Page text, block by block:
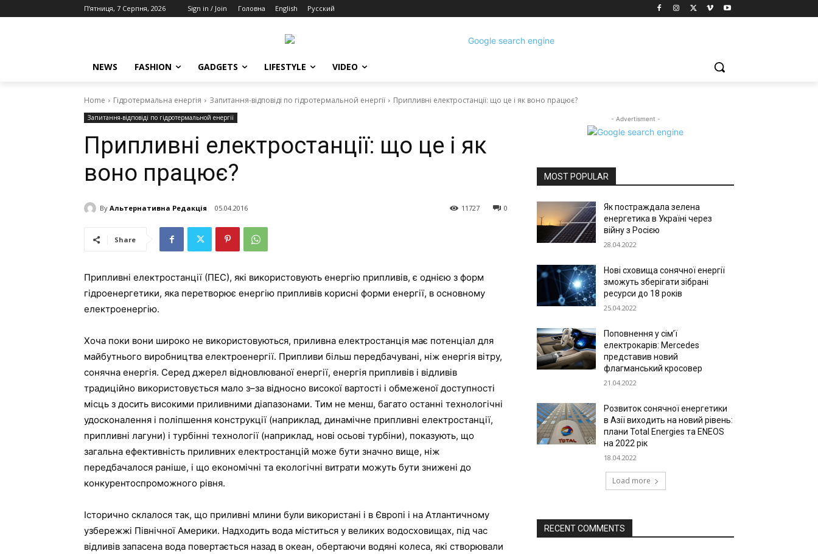
П’ятниця, 7 Серпня, 2026 Sign in / Join Головна English Русский
NEWS FASHION GADGETS LIFESTYLE VIDEO
Home Гідротермальна енергія Запитання-відповіді по гідротермальной енергії Припливні електростанції: що це і як воно працює?
Запитання-відповіді по гідротермальной енергії
Припливні електростанції: що це і як
воно працює?
By Альтернативна Редакція 05.04.2016 0
11727
Share
Припливні електростанції (ПЕС), які використовують енергію припливів, є однією з форм
гідроенергетики, яка перетворює енергію припливів корисні форми енергії, в основному
електроенергію.
Хоча поки вони широко не використовуються, приливна електростанція має потенціал для
майбутнього виробництва електроенергії. Припливи більш передбачувані, ніж енергія вітру,
сонячна енергія. Серед джерел відновлюваної енергії, енергія припливів і відливів
традиційно використовується мало з–за відносно високої вартості і обмеженої доступності
місць з досить високими приливними діапазонами. Тим не менш, багато останні технологічні
удосконалення і поліпшення конструкції (наприклад, динамічне припливні електростанції,
припливні лагуни) і турбінні технології (наприклад, нові осьові турбіни), показують, що
загальна ефективність приливних електростанцій може бути значно вище, ніж
передбачалося раніше, і що економічні та екологічні витрати можуть бути знижені до
конкурентоспроможного рівня.
Історично склалося так, що приливні млини були використані і в Європі і на Атлантичному
узбережжі Північної Америки. Надходить вода міститься у великих водосховищах, під час
відливів запасена вода повертається назад в океан, обертаючи водяні колеса, які створювали
- Advertisment -
MOST POPULAR
Як постраждала зелена
енергетика в Україні через
війну з Росією
28.04.2022
Нові сховища сонячної енергії
зможуть зберігати зібрані
ресурси до 18 років
25.04.2022
Поповнення у сім’ї
електрокарів: Mercedes
представив новий
флагманський кросовер
21.04.2022
Розвиток сонячної енергетики
в Азії виходить на новий рівень:
плани Total Energies та ENEOS
на 2022 рік
18.04.2022
Load more
RECENT COMMENTS